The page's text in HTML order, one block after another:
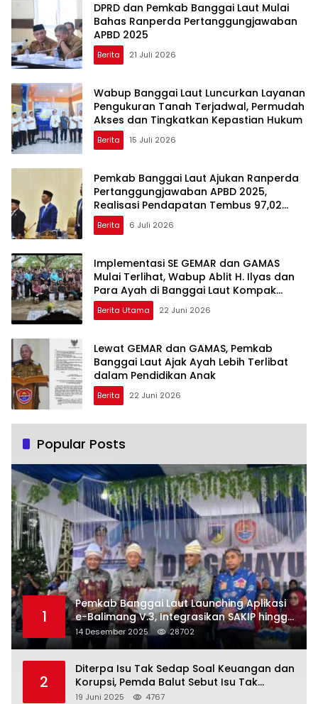
DPRD dan Pemkab Banggai Laut Mulai
Bahas Ranperda Pertanggungjawaban
APBD 2025
Berita 21 Juli 2026
Wabup Banggai Laut Luncurkan Layanan
Pengukuran Tanah Terjadwal, Permudah
Akses dan Tingkatkan Kepastian Hukum
Berita 15 Juli 2026
Pemkab Banggai Laut Ajukan Ranperda
Pertanggungjawaban APBD 2025,
Realisasi Pendapatan Tembus 97,02
Persen
Berita 6 Juli 2026
Implementasi SE GEMAR dan GAMAS
Mulai Terlihat, Wabup Ablit H. Ilyas dan
Para Ayah di Banggai Laut Kompak
Ambil Rapor Anak
Berita Utama 22 Juni 2026
Lewat GEMAR dan GAMAS, Pemkab
Banggai Laut Ajak Ayah Lebih Terlibat
dalam Pendidikan Anak
Berita 22 Juni 2026
Popular Posts
1
Pemkab Banggai Laut Launching Aplikasi
e-Balimang V.3, Integrasikan SAKIP hingga
Satu Data Layanan Publik
14 Desember 2025 28702
2
Diterpa Isu Tak Sedap Soal Keuangan dan
Korupsi, Pemda Balut Sebut Isu Tak
Berdasar
19 Juni 2025 4767